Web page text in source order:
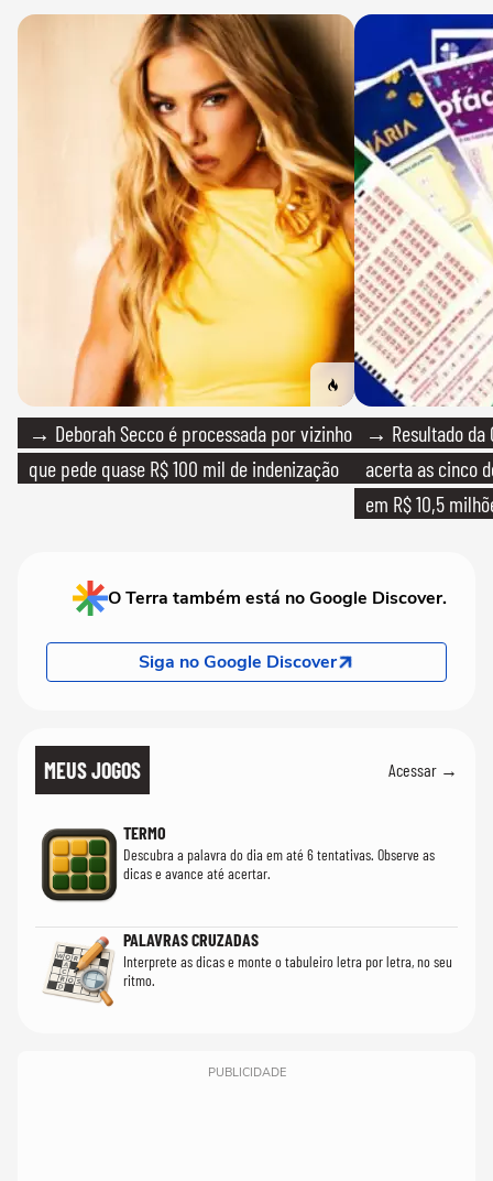
→ Deborah Secco é processada por vizinho
que pede quase R$ 100 mil de indenização
→ Resultado da
acerta as cinco
em R$ 10,5
O Terra também está no Google Discover.
Siga no Google Discover
MEUS JOGOS Acessar →
TERMO
Descubra a palavra do dia em até 6 tentativas. Observe as
dicas e avance até acertar.
PALAVRAS CRUZADAS
Interprete as dicas e monte o tabuleiro letra por letra, no seu
ritmo.
PUBLICIDADE